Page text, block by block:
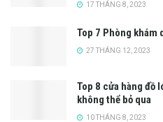
17 THÁNG 8, 2023
Top 7 Phòng khám
27 THÁNG 12, 2023
Top 8 cửa hàng đồ
không thể bỏ qua
10 THÁNG 8, 2023